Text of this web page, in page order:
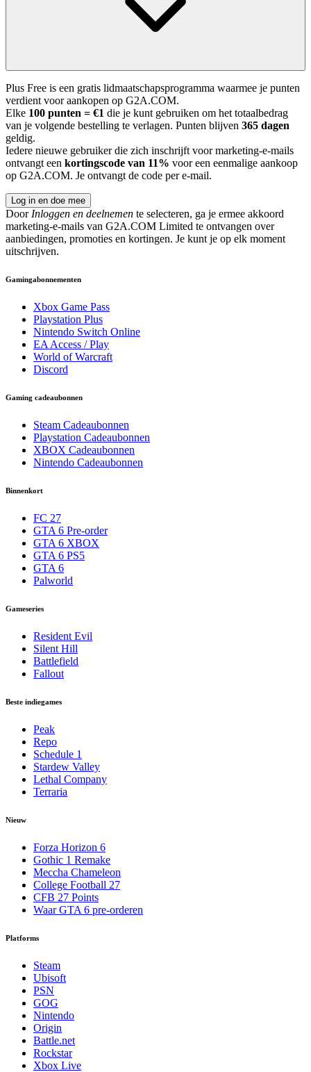
Plus Free is een gratis lidmaatschapsprogramma waarmee je punten
verdient voor aankopen op G2A.COM.
Elke 100 punten = €1 die je kunt gebruiken om het totaalbedrag
van je volgende bestelling te verlagen. Punten blijven 365 dagen
geldig.
Iedere nieuwe gebruiker die zich inschrijft voor marketing-e-mails
ontvangt een kortingscode van 11% voor een eenmalige aankoop
op G2A.COM. Je ontvangt de code per e-mail.
Log in en doe mee
Door Inloggen en deelnemen te selecteren, ga je ermee akkoord
marketing-e-mails van G2A.COM Limited te ontvangen over
aanbiedingen, promoties en kortingen. Je kunt je op elk moment
uitschrijven.
Gamingabonnementen
Xbox Game Pass
Playstation Plus
Nintendo Switch Online
EA Access / Play
World of Warcraft
Discord
Gaming cadeaubonnen
Steam Cadeaubonnen
Playstation Cadeaubonnen
XBOX Cadeaubonnen
Nintendo Cadeaubonnen
Binnenkort
FC 27
GTA 6 Pre-order
GTA 6 XBOX
GTA 6 PS5
GTA 6
Palworld
Gameseries
Resident Evil
Silent Hill
Battlefield
Fallout
Beste indiegames
Peak
Repo
Schedule 1
Stardew Valley
Lethal Company
Terraria
Nieuw
Forza Horizon 6
Gothic 1 Remake
Meccha Chameleon
College Football 27
CFB 27 Points
Waar GTA 6 pre-orderen
Platforms
Steam
Ubisoft
PSN
GOG
Nintendo
Origin
Battle.net
Rockstar
Xbox Live